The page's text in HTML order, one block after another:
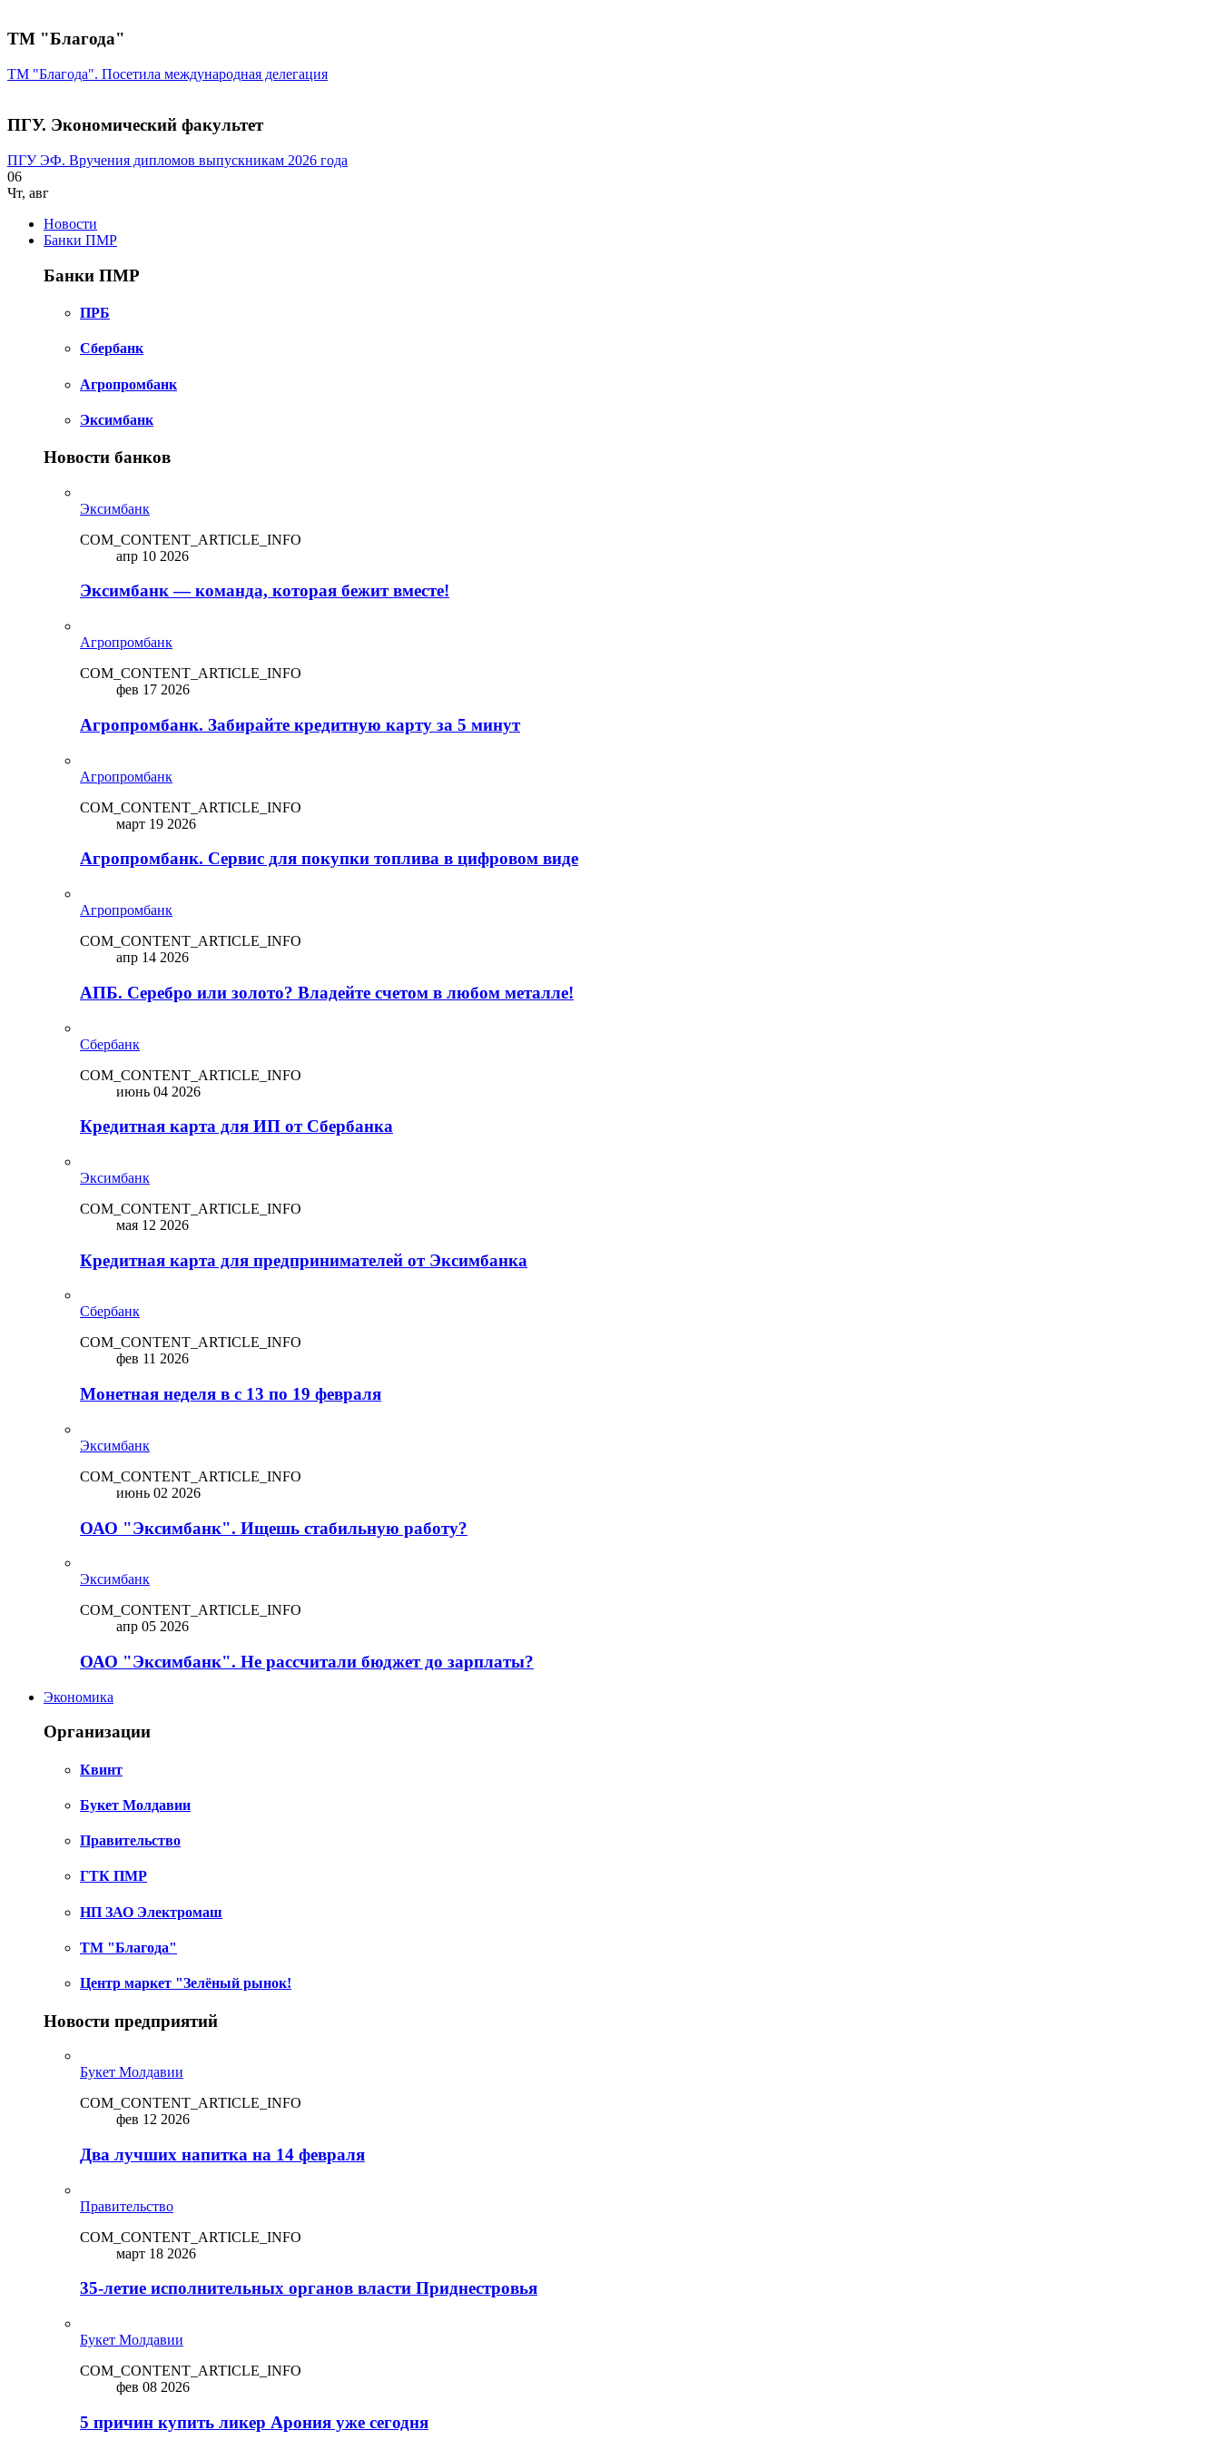
ТМ "Благода"
ТМ "Благода". Посетила международная делегация
ПГУ. Экономический факультет
ПГУ ЭФ. Вручения дипломов выпускникам 2026 года
06
Чт, авг
Новости
Банки ПМР
Банки ПМР
ПРБ
Сбербанк
Агропромбанк
Эксимбанк
Новости банков
Эксимбанк
COM_CONTENT_ARTICLE_INFO
апр 10 2026
Эксимбанк — команда, которая бежит вместе!
Агропромбанк
COM_CONTENT_ARTICLE_INFO
фев 17 2026
Агропромбанк. Забирайте кредитную карту за 5 минут
Агропромбанк
COM_CONTENT_ARTICLE_INFO
март 19 2026
Агропромбанк. Сервис для покупки топлива в цифровом виде
Агропромбанк
COM_CONTENT_ARTICLE_INFO
апр 14 2026
АПБ. Серебро или золото? Владейте счетом в любом металле!
Сбербанк
COM_CONTENT_ARTICLE_INFO
июнь 04 2026
Кредитная карта для ИП от Сбербанка
Эксимбанк
COM_CONTENT_ARTICLE_INFO
мая 12 2026
Кредитная карта для предпринимателей от Эксимбанка
Сбербанк
COM_CONTENT_ARTICLE_INFO
фев 11 2026
Монетная неделя в с 13 по 19 февраля
Эксимбанк
COM_CONTENT_ARTICLE_INFO
июнь 02 2026
ОАО "Эксимбанк". Ищешь стабильную работу?
Эксимбанк
COM_CONTENT_ARTICLE_INFO
апр 05 2026
ОАО "Эксимбанк". Не рассчитали бюджет до зарплаты?
Экономика
Организации
Квинт
Букет Молдавии
Правительство
ГТК ПМР
НП ЗАО Электромаш
ТМ "Благода"
Центр маркет "Зелёный рынок!
Новости предприятий
Букет Молдавии
COM_CONTENT_ARTICLE_INFO
фев 12 2026
Два лучших напитка на 14 февраля
Правительство
COM_CONTENT_ARTICLE_INFO
март 18 2026
35-летие исполнительных органов власти Приднестровья
Букет Молдавии
COM_CONTENT_ARTICLE_INFO
фев 08 2026
5 причин купить ликep Арония уже сегодня